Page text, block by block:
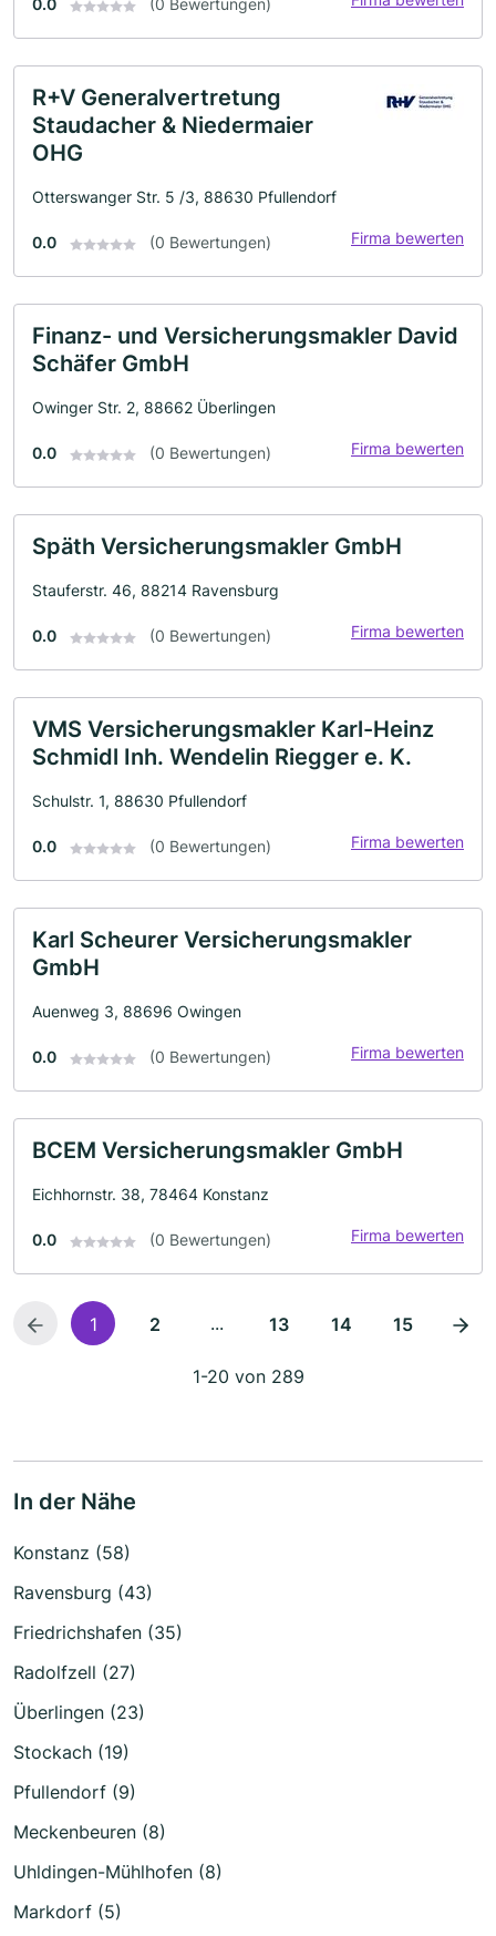
0.0 (0 Bewertungen)
R+V Generalvertretung
Staudacher & Niedermaier
OHG
Otterswanger Str. 5 /3, 88630 Pfullendorf
0.0 (0 Bewertungen) Firma bewerten
Finanz- und Versicherungsmakler David
Schäfer GmbH
Owinger Str. 2, 88662 Überlingen
0.0 (0 Bewertungen) Firma bewerten
Späth Versicherungsmakler GmbH
Stauferstr. 46, 88214 Ravensburg
0.0 (0 Bewertungen) Firma bewerten
VMS Versicherungsmakler Karl-Heinz
Schmidl Inh. Wendelin Riegger e. K.
Schulstr. 1, 88630 Pfullendorf
0.0 (0 Bewertungen) Firma bewerten
Karl Scheurer Versicherungsmakler
GmbH
Auenweg 3, 88696 Owingen
0.0 (0 Bewertungen) Firma bewerten
BCEM Versicherungsmakler GmbH
Eichhornstr. 38, 78464 Konstanz
0.0 (0 Bewertungen) Firma bewerten
1 2 ... 13 14 15
1-20 von 289
In der Nähe
Konstanz (58)
Ravensburg (43)
Friedrichshafen (35)
Radolfzell (27)
Überlingen (23)
Stockach (19)
Pfullendorf (9)
Meckenbeuren (8)
Uhldingen-Mühlhofen (8)
Markdorf (5)